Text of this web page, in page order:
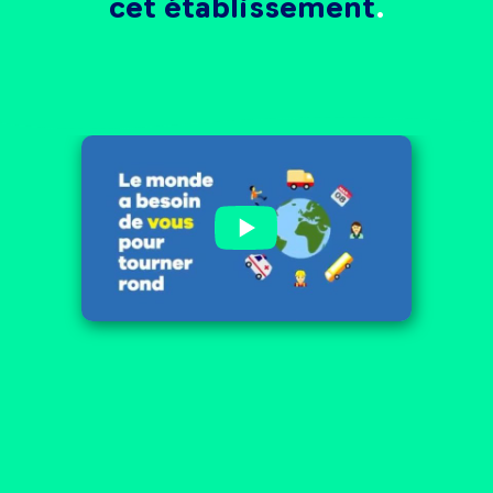
AFTRAL : Le monde a besoin
de vous pour tourner rond